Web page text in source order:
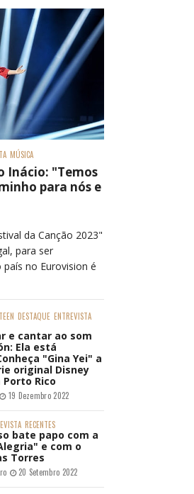
MÚSICA
Inácio: "Temos
para nós e
da Canção 2023"
para ser
no Eurovision é
DESTAQUE ENTREVISTA
e cantar ao som
Ela está
"Gina Yei" a
original Disney
Rico
19 Dezembro 2022
RECENTES
bate papo com a
e com o
Torres
20 Setembro 2022